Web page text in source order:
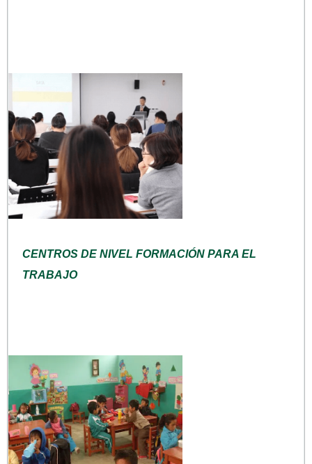
CENTROS DE NIVEL FORMACIÓN PARA EL
TRABAJO